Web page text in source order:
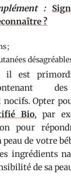
:
?
;
il est
nocifs. Opter
Bio, par
pour
peau de votre
ingrédients
de sa